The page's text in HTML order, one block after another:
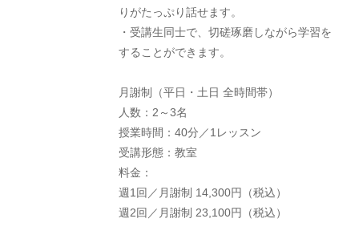
りがたっぷり話せます。
・受講生同士で、切磋琢磨しながら学習を
することができます。
月謝制（平日・土日 全時間帯）
人数：2～3名
授業時間：40分／1レッスン
受講形態：教室
料金：
週1回／月謝制 14,300円（税込）
週2回／月謝制 23,100円（税込）